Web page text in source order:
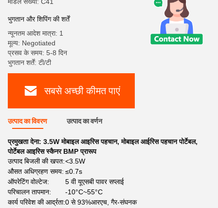
भुगतान और शिपिंग की शर्तें
न्यूनतम आदेश मात्रा: 1
मूल्य: Negotiated
प्रसव के समय: 5-8 दिन
भुगतान शर्तें: टी/टी
सबसे अच्छी कीमत पाएं
उत्पाद का विवरण उत्पाद का वर्णन
प्रमुखता देना: 3.5W मोबाइल आइरिस पहचान,मोबाइल आईरिस पहचान पोर्टेबल,
पोर्टेबल आइरिस स्कैनर BMP प्रारूप
उत्पाद बिजली की खपत:<3.5W
औसत अधिग्रहण समय: ≤0.7s
ऑपरेटिंग वोल्टेज:
5 वी यूएसबी पावर सप्लाई
परिचालन तापमान:
-10°C~55°C
कार्य परिवेश की आर्द्रता:0 से 93%आरएच, गैर-संघनक